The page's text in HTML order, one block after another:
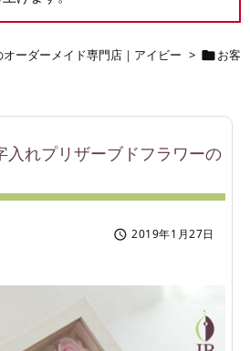
検索
ーダーメイド専門店｜アイビー > お客
入れプリザーブドフラワーの
 2019年1月27日